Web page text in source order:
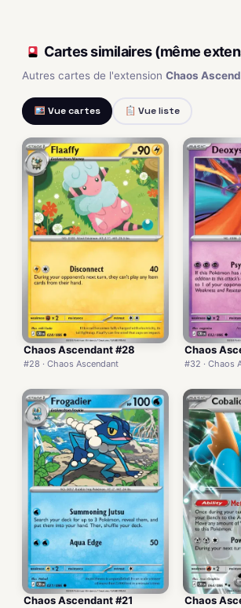
Cartes similaires (même
Autres cartes de l'extension Chaos
Vue cartes Vue liste
Chaos Ascendant #28
#28 · Chaos Ascendant
Chaos
#32 · Chaos
Chaos Ascendant #21 Chaos